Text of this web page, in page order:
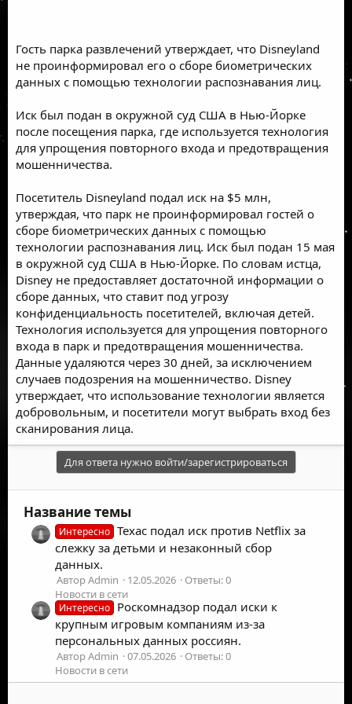
Гость парка развлечений утверждает, что Disneyland
не проинформировал его о сборе биометрических
данных с помощью технологии распознавания лиц.
Иск был подан в окружной суд США в Нью-Йорке
после посещения парка, где используется технология
для упрощения повторного входа и предотвращения
мошенничества.
Посетитель Disneyland подал иск на $5 млн,
утверждая, что парк не проинформировал гостей о
сборе биометрических данных с помощью
технологии распознавания лиц. Иск был подан 15 мая
в окружной суд США в Нью-Йорке. По словам истца,
Disney не предоставляет достаточной информации о
сборе данных, что ставит под угрозу
конфиденциальность посетителей, включая детей.
Технология используется для упрощения повторного
входа в парк и предотвращения мошенничества.
Данные удаляются через 30 дней, за исключением
случаев подозрения на мошенничество. Disney
утверждает, что использование технологии является
добровольным, и посетители могут выбрать вход без
сканирования лица.
Для ответа нужно войти/зарегистрироваться
Название темы
Интересно Техас подал иск против Netflix за
слежку за детьми и незаконный сбор
данных.
Автор Admin 12.05.2026
Ответы: 0
Новости в сети
Интересно Роскомнадзор подал иски к
крупным игровым компаниям из-за
персональных данных россиян.
Автор Admin 07.05.2026
Ответы: 0
Новости в сети